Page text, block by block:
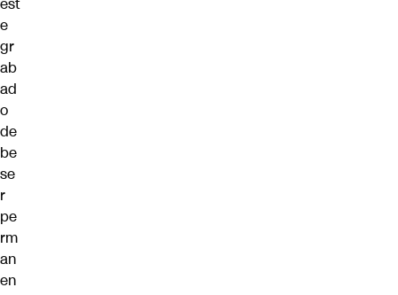
e
gr
ab
ad
o
de
be
se
r
pe
rm
an
en